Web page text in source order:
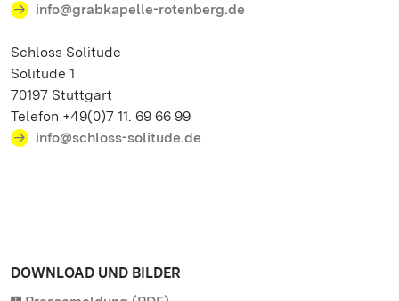
info@grabkapelle-rotenberg.de
Schloss Solitude
Solitude 1
70197 Stuttgart
Telefon +49(0)7 11. 69 66 99
info@schloss-solitude.de
DOWNLOAD UND BILDER